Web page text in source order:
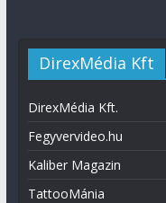
DirexMédia Kft
DirexMédia Kft.
Fegyvervideo.hu
Kaliber Magazin
TattooMánia